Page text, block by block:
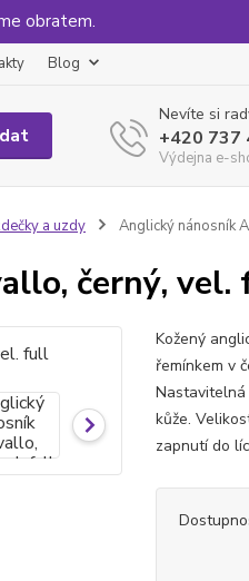
obratem.
Blog
Nevíte si
+420 737
Výdejna e-
a uzdy Anglický nánosník
černý,
Kožený
řemínkem v
Nastavitelná
kůže.
zapnutí do